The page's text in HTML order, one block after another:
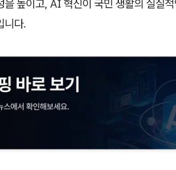
을 높이고, AI 혁신이 국민 생활의 실질
니다.